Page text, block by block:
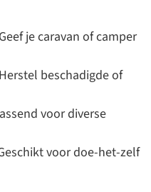
je caravan of camper
beschadigde of
voor diverse
voor doe-het-zelf